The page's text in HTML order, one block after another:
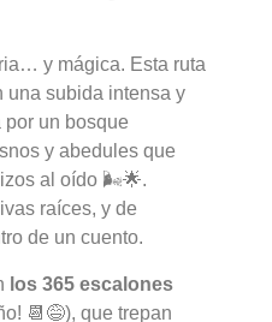
y mágica. Esta ruta
una subida intensa y
un bosque
y abedules que
al oído 🌬️🌟.
raíces, y de
de un cuento.
los 365 escalones
📆😅), que trepan